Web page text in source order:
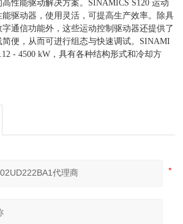
性能驱动解决方案。SINAMICS S120 运动
驱动器，使用灵活，可提高生产效率。除具
通信功能外，这些运动控制驱动器还提供了
便，从而可进行组态与快速调试。SINAMI
- 4500 kW，具有各种结构形式和冷却方